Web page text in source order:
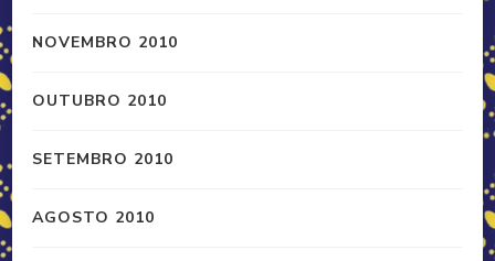
NOVEMBRO 2010
OUTUBRO 2010
SETEMBRO 2010
AGOSTO 2010